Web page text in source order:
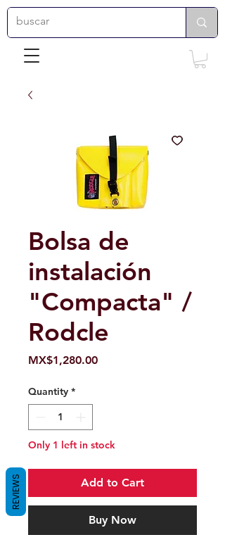
Bolsa de
instalación
"Compacta" /
Rodcle
MX$1,280.00Price
Quantity *
Only 1 left in stock
Add to Cart
Buy Now
REVIEWS